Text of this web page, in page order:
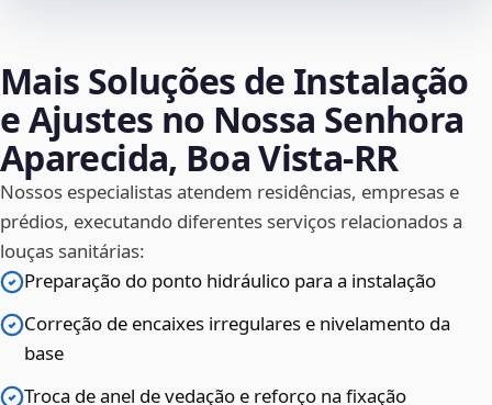
Mais Soluções de Instalação
e Ajustes no Nossa Senhora
Aparecida, Boa Vista‑RR
Nossos especialistas atendem residências, empresas e
prédios, executando diferentes serviços relacionados a
louças sanitárias:
Preparação do ponto hidráulico para a instalação
Correção de encaixes irregulares e nivelamento da
base
Troca de anel de vedação e reforço na fixação